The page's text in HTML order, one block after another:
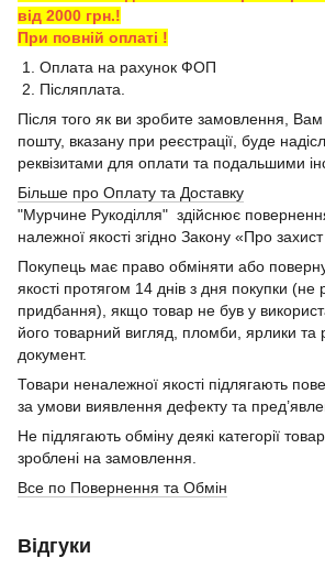
від 2000 грн.!
При повній оплаті !
1. Оплата на рахунок ФОП
2. Післяплата.
Після того як ви зробите замовлення,
пошту, вказану при реєстрації, буде
реквізитами для оплати та подальшими
Більше про Оплату та Доставку
"Мурчине Рукоділля" здійснює
належної якості згідно Закону «Про
Покупець має право обміняти або
якості протягом 14 днів з дня покупки
придбання), якщо товар не був у
його товарний вигляд, пломби, ярлики та
документ.
Товари неналежної якості підлягають
за умови виявлення дефекту та
Не підлягають обміну деякі категорії
зроблені на замовлення.
Все по Повернення та Обмін
Відгуки